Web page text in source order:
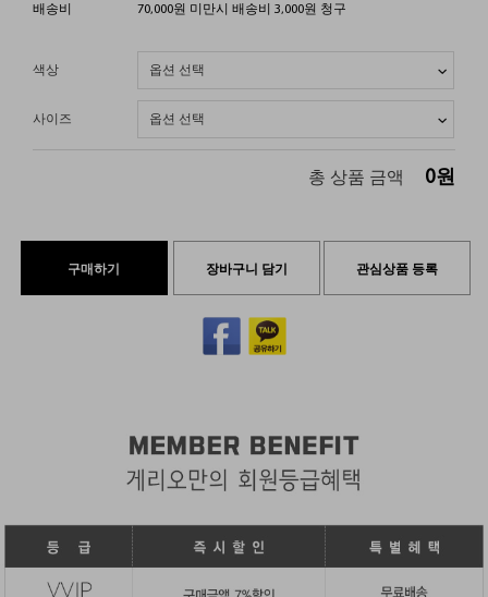
배송비 70,000원 미만시 배송비 3,000원 청구
색상
사이즈
총 상품 금액 0원
구매하기 장바구니 담기 관심상품 등록